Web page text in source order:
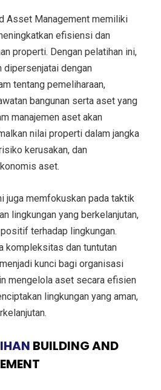
Asset Management memiliki
efisiensi dan
properti. Dengan pelatihan ini,
dipersenjatai dengan
tentang pemeliharaan,
bangunan serta aset yang
manajemen aset akan
nilai properti dalam jangka
kerusakan, dan
aset.
juga memfokuskan pada taktik
lingkungan yang berkelanjutan,
terhadap lingkungan.
kompleksitas dan tuntutan
kunci bagi organisasi
mengelola aset secara efisien
lingkungan yang aman,
BUILDING AND